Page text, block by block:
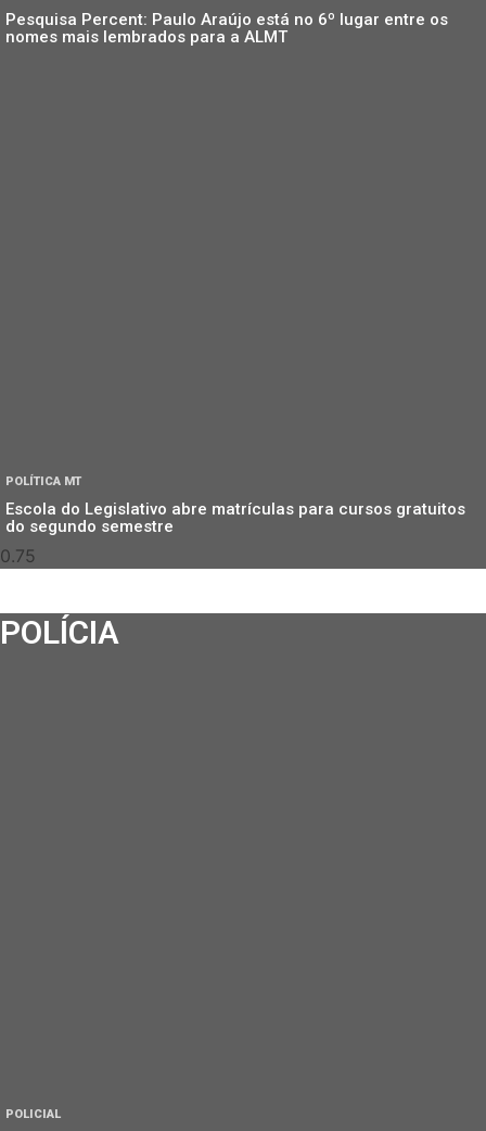
Pesquisa Percent: Paulo Araújo está no 6º lugar entre os
nomes mais lembrados para a ALMT
POLÍTICA MT
Escola do Legislativo abre matrículas para cursos gratuitos
do segundo semestre
POLÍCIA
POLICIAL